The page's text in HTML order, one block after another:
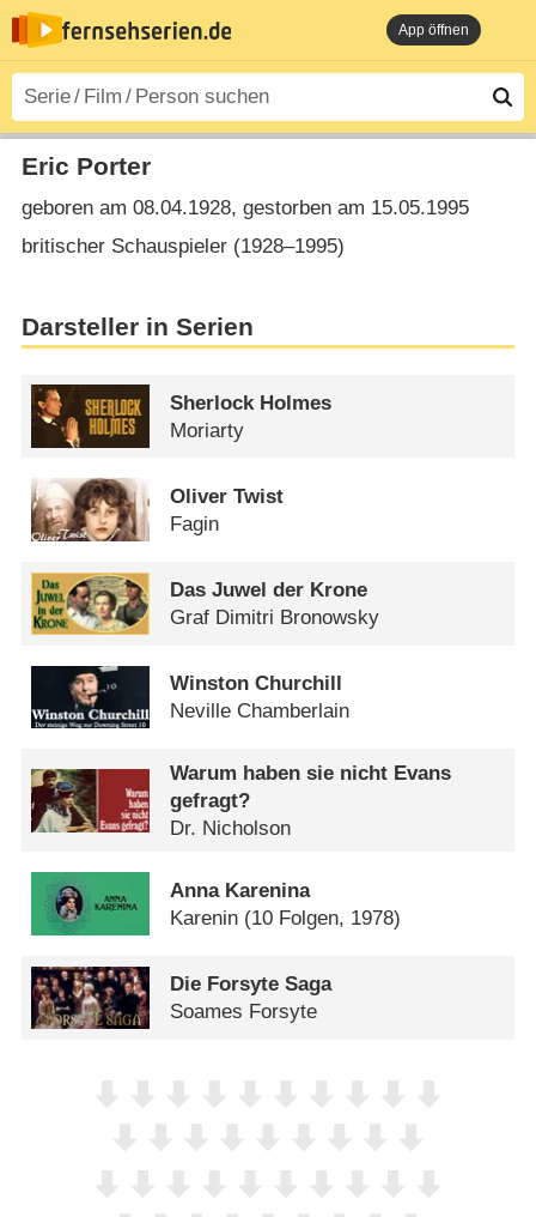
App öffnen
Eric Porter
geboren am 08.04.1928, gestorben am 15.05.1995
britischer Schauspieler (1928⁠–⁠1995)
Darsteller in Serien
Sherlock Holmes
Moriarty
Oliver Twist
Fagin
Das Juwel der Krone
Graf Dimitri Bronowsky
Winston Churchill
Neville Chamberlain
Warum haben sie nicht Evans
gefragt?
Dr. Nicholson
Anna Karenina
Karenin (10 Folgen, 1978)
Die Forsyte Saga
Soames Forsyte